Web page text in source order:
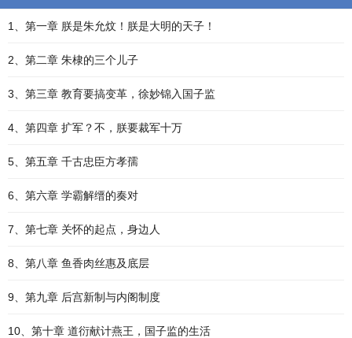
1、第一章 朕是朱允炆！朕是大明的天子！
2、第二章 朱棣的三个儿子
3、第三章 教育要搞变革，徐妙锦入国子监
4、第四章 扩军？不，朕要裁军十万
5、第五章 千古忠臣方孝孺
6、第六章 学霸解缙的奏对
7、第七章 关怀的起点，身边人
8、第八章 鱼香肉丝惠及底层
9、第九章 后宫新制与内阁制度
10、第十章 道衍献计燕王，国子监的生活